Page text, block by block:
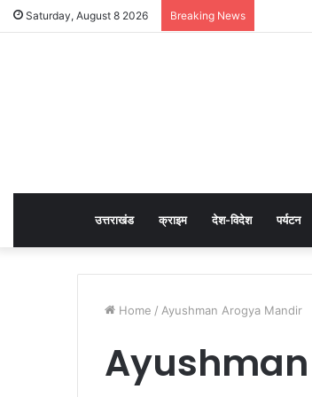
Saturday, August 8 2026 Breaking News
उत्तराखंड क्राइम देश-विदेश पर्यटन
Home / Ayushman Arogya Mandir